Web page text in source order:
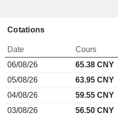
Cotations
Date Cours
06/08/26
65.38 CNY
05/08/26
63.95 CNY
04/08/26
59.55 CNY
03/08/26
56.50 CNY